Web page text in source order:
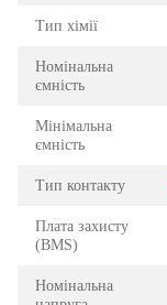
Тип хімії
Номінальна
ємність
Мінімальна
ємність
Тип контакту
Плата захисту
(BMS)
Номінальна